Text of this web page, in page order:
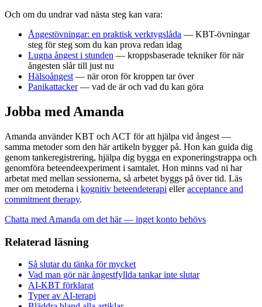
Och om du undrar vad nästa steg kan vara:
Ångestövningar: en praktisk verktygslåda — KBT-övningar
steg för steg som du kan prova redan idag
Lugna ångest i stunden — kroppsbaserade tekniker för när
ångesten slår till just nu
Hälsoångest — när oron för kroppen tar över
Panikattacker — vad de är och vad du kan göra
Jobba med Amanda
Amanda använder KBT och ACT för att hjälpa vid ångest —
samma metoder som den här artikeln bygger på. Hon kan guida dig
genom tankeregistrering, hjälpa dig bygga en exponeringstrappa och
genomföra beteendeexperiment i samtalet. Hon minns vad ni har
arbetat med mellan sessionerna, så arbetet byggs på över tid. Läs
mer om metoderna i kognitiv beteendeterapi elleracceptance and
commitment therapy.
Chatta med Amanda om det här — inget konto behövs
Relaterad läsning
Så slutar du tänka för mycket
Vad man gör när ångestfyllda tankar inte slutar
AI-KBT förklarat
Typer av AI-terapi